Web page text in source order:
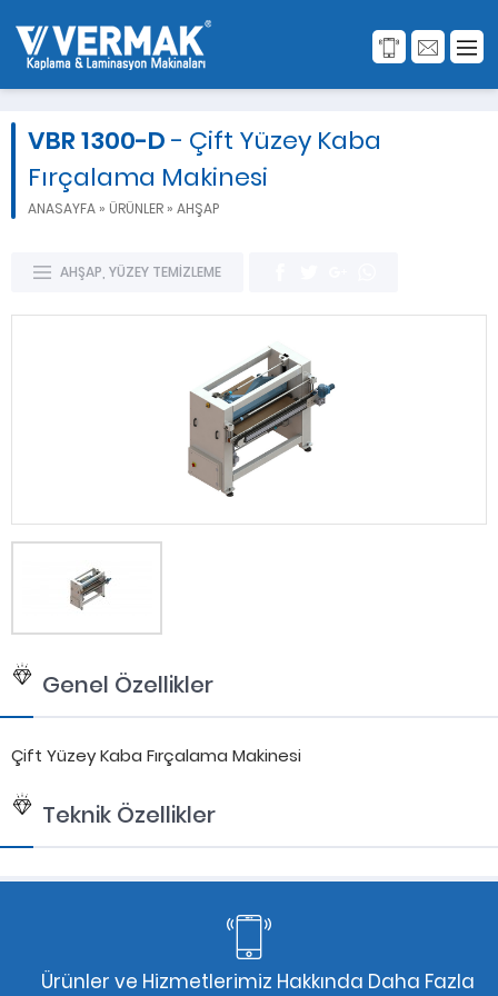
VBR 1300-D- Çift Yüzey Kaba
Fırçalama Makinesi
ANASAYFA » ÜRÜNLER » AHŞAP
AHŞAP YÜZEY TEMİZLEME
Genel Özellikler
Çift Yüzey Kaba Fırçalama Makinesi
Teknik Özellikler
Ürünler ve Hizmetlerimiz Hakkında Daha Fazla